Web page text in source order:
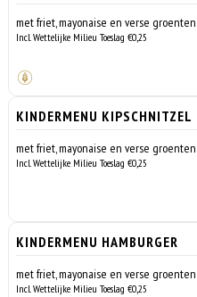
met friet, mayonaise en verse groenten
Incl. Wettelijke Milieu Toeslag €0,25
KINDERMENU KIPSCHNITZEL
met friet, mayonaise en verse groenten
Incl. Wettelijke Milieu Toeslag €0,25
KINDERMENU HAMBURGER
met friet, mayonaise en verse groenten
Incl. Wettelijke Milieu Toeslag €0,25